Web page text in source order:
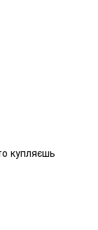
купляєшь